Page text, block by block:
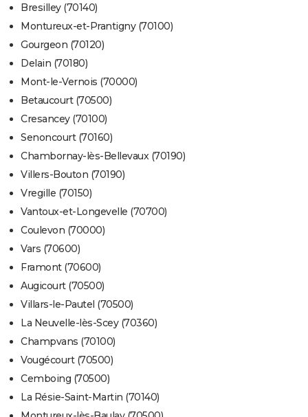
Bresilley (70140)
Montureux-et-Prantigny (70100)
Gourgeon (70120)
Delain (70180)
Mont-le-Vernois (70000)
Betaucourt (70500)
Cresancey (70100)
Senoncourt (70160)
Chambornay-lès-Bellevaux (70190)
Villers-Bouton (70190)
Vregille (70150)
Vantoux-et-Longevelle (70700)
Coulevon (70000)
Vars (70600)
Framont (70600)
Augicourt (70500)
Villars-le-Pautel (70500)
La Neuvelle-lès-Scey (70360)
Champvans (70100)
Vougécourt (70500)
Cemboing (70500)
La Résie-Saint-Martin (70140)